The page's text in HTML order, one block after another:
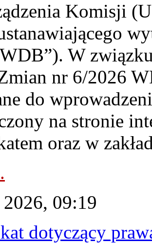
Komisji
W
nr 6/2026
do
na stronie
oraz w
09:19
dotyczący